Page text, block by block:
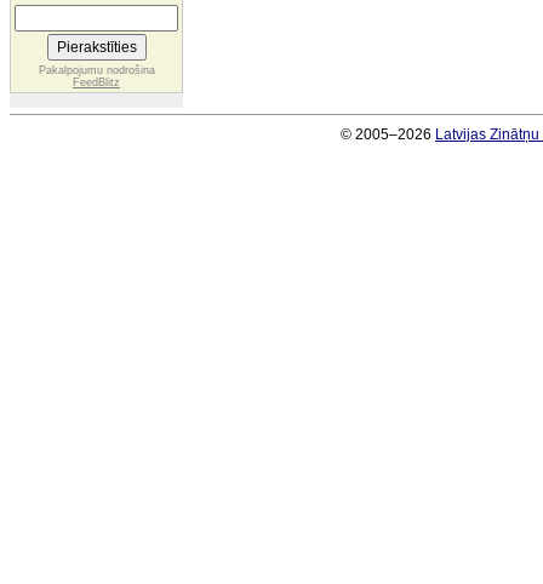
Pakalpojumu nodrošina
FeedBlitz
© 2005–2026 Latvijas